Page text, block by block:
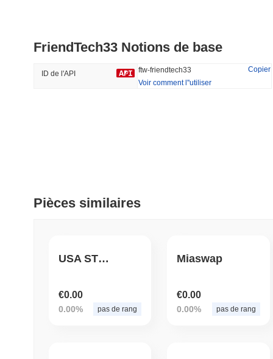
#381 #240
FriendTech33 Notions de base
ID de l'API ftw-friendtech33
Copier
Voir comment l''utiliser
Pièces similaires
USA STRONG
€0.00
0.00% pas de rang
Miaswap
€0.00
0.00% pas de rang